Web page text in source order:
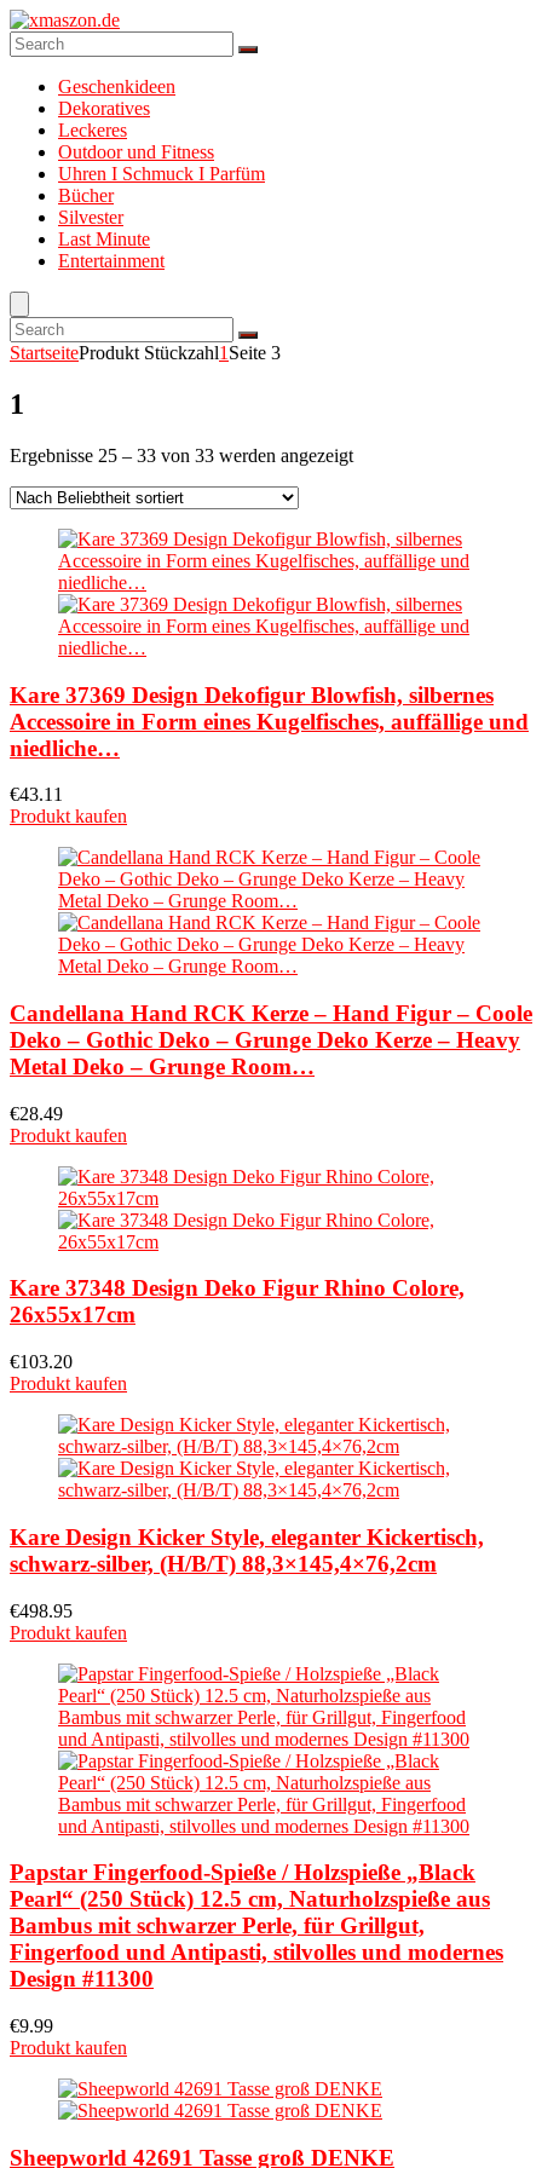
Geschenkideen
Dekoratives
Leckeres
Outdoor und Fitness
Uhren I Schmuck I Parfüm
Bücher
Silvester
Last Minute
Entertainment
StartseiteProdukt Stückzahl1 Seite 3
1
Ergebnisse 25 – 33 von 33 werden angezeigt
Kare 37369 Design Dekofigur Blowfish, silbernes
Accessoire in Form eines Kugelfisches, auffällige und
niedliche…
€43.11
Produkt kaufen
Candellana Hand RCK Kerze – Hand Figur – Coole
Deko – Gothic Deko – Grunge Deko Kerze – Heavy
Metal Deko – Grunge Room…
€28.49
Produkt kaufen
Kare 37348 Design Deko Figur Rhino Colore,
26x55x17cm
€103.20
Produkt kaufen
Kare Design Kicker Style, eleganter Kickertisch,
schwarz-silber, (H/B/T) 88,3×145,4×76,2cm
€498.95
Produkt kaufen
Papstar Fingerfood-Spieße / Holzspieße „Black
Pearl“ (250 Stück) 12.5 cm, Naturholzspieße aus
Bambus mit schwarzer Perle, für Grillgut,
Fingerfood und Antipasti, stilvolles und modernes
Design #11300
€9.99
Produkt kaufen
Sheepworld 42691 Tasse groß DENKE